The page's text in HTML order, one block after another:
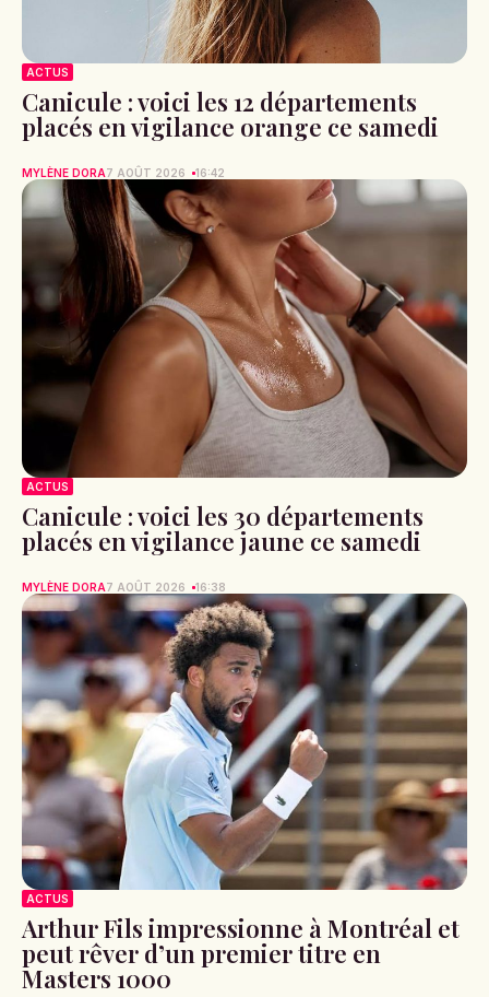
ACTUS
Canicule : voici les 12 départements
placés en vigilance orange ce samedi
MYLÈNE DORA7 AOÛT 2026 16:42
ACTUS
Canicule : voici les 30 départements
placés en vigilance jaune ce samedi
MYLÈNE DORA7 AOÛT 2026 16:38
ACTUS
Arthur Fils impressionne à Montréal et
peut rêver d’un premier titre en
Masters 1000